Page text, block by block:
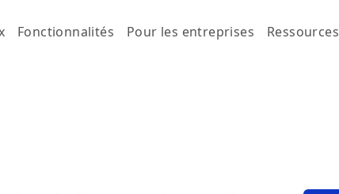
Fonctionnalités Pour les entreprises Ressources